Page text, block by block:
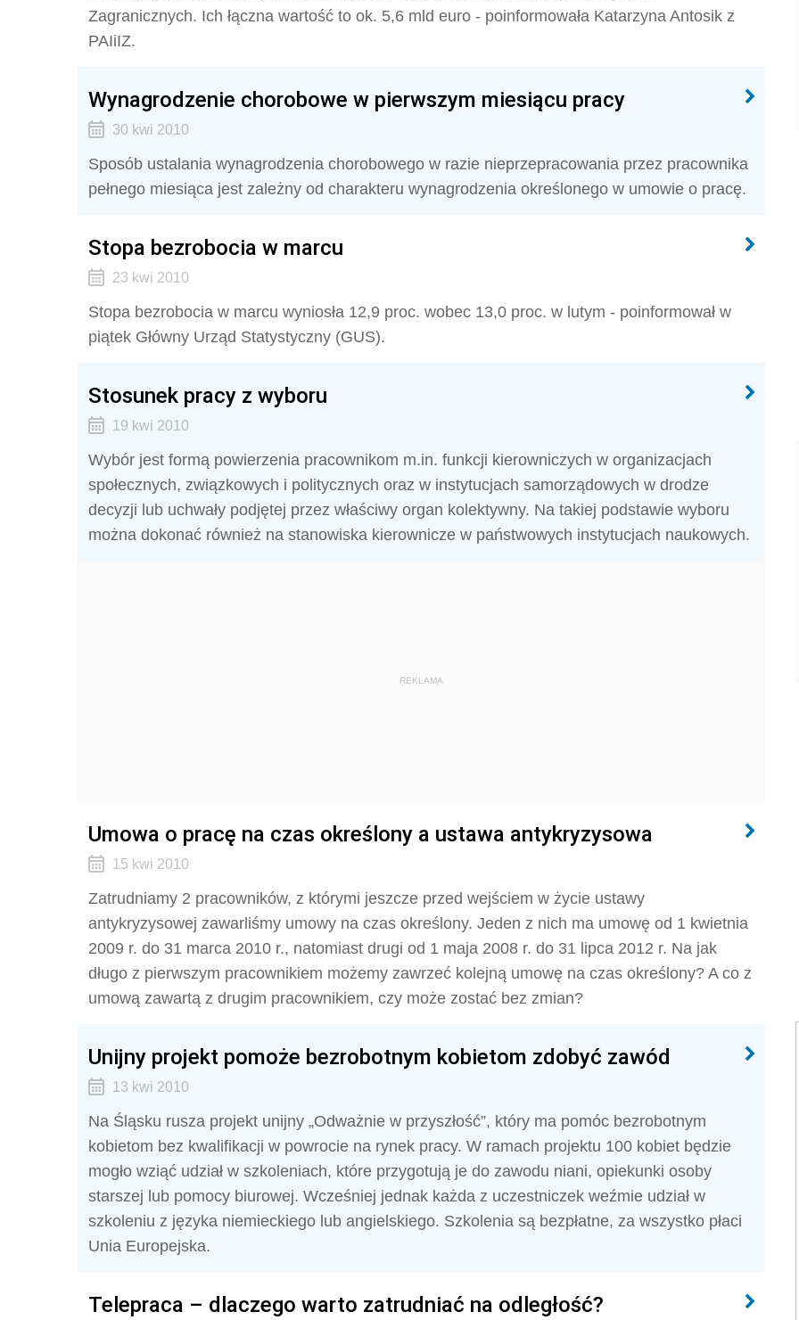
Zagranicznych. Ich łączna wartość to ok. 5,6 mld euro - poinformowała Katarzyna Antosik z
PAIiIZ.
Wynagrodzenie chorobowe w pierwszym miesiącu pracy
30 kwi 2010
Sposób ustalania wynagrodzenia chorobowego w razie nieprzepracowania przez pracownika
pełnego miesiąca jest zależny od charakteru wynagrodzenia określonego w umowie o pracę.
Stopa bezrobocia w marcu
23 kwi 2010
Stopa bezrobocia w marcu wyniosła 12,9 proc. wobec 13,0 proc. w lutym - poinformował w
piątek Główny Urząd Statystyczny (GUS).
Stosunek pracy z wyboru
19 kwi 2010
Wybór jest formą powierzenia pracownikom m.in. funkcji kierowniczych w organizacjach
społecznych, związkowych i politycznych oraz w instytucjach samorządowych w drodze
decyzji lub uchwały podjętej przez właściwy organ kolektywny. Na takiej podstawie wyboru
można dokonać również na stanowiska kierownicze w państwowych instytucjach naukowych.
REKLAMA
Umowa o pracę na czas określony a ustawa antykryzysowa
15 kwi 2010
Zatrudniamy 2 pracowników, z którymi jeszcze przed wejściem w życie ustawy
antykryzysowej zawarliśmy umowy na czas określony. Jeden z nich ma umowę od 1 kwietnia
2009 r. do 31 marca 2010 r., natomiast drugi od 1 maja 2008 r. do 31 lipca 2012 r. Na jak
długo z pierwszym pracownikiem możemy zawrzeć kolejną umowę na czas określony? A co z
umową zawartą z drugim pracownikiem, czy może zostać bez zmian?
Unijny projekt pomoże bezrobotnym kobietom zdobyć zawód
13 kwi 2010
Na Śląsku rusza projekt unijny „Odważnie w przyszłość”, który ma pomóc bezrobotnym
kobietom bez kwalifikacji w powrocie na rynek pracy. W ramach projektu 100 kobiet będzie
mogło wziąć udział w szkoleniach, które przygotują je do zawodu niani, opiekunki osoby
starszej lub pomocy biurowej. Wcześniej jednak każda z uczestniczek weźmie udział w
szkoleniu z języka niemieckiego lub angielskiego. Szkolenia są bezpłatne, za wszystko płaci
Unia Europejska.
Telepraca – dlaczego warto zatrudniać na odległość?